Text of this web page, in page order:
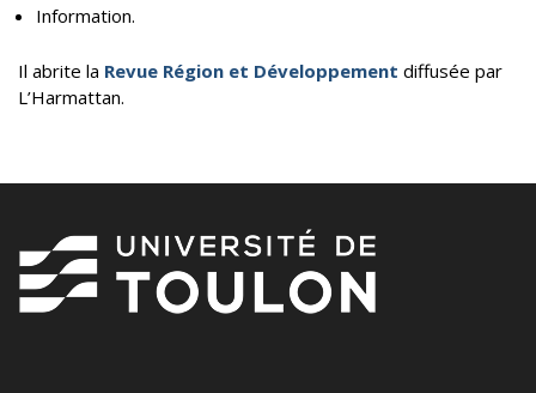
Information.
Il abrite la Revue Région et Développement diffusée par
L’Harmattan.